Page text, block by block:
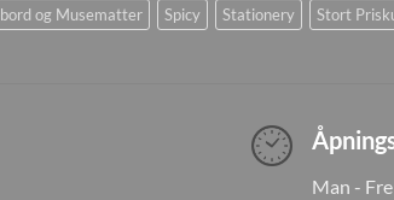
og Musematter Spicy Stationery Stort
Man -